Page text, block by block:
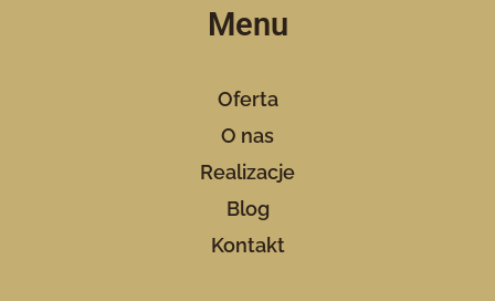
Menu
Oferta
O nas
Realizacje
Blog
Kontakt